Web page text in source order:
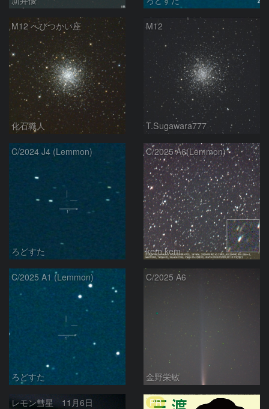
M12 へびつかい座
化石職人
M12
T.Sugawara777
C/2024 J4 (Lemmon)
ろどすた
C/2025 A6(Lemmon)
kem.kem
C/2025 A1 (Lemmon)
ろどすた
C/2025 A6
金野栄敏
レモン彗星 11月6日 PR